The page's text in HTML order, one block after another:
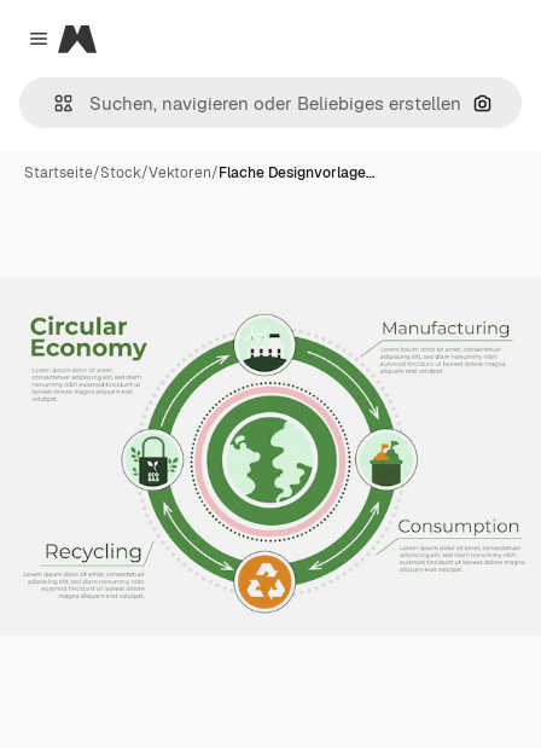
Close menu
Magnific
Nach
Startseite/Stock/Vektoren/Flache Designvorlage…